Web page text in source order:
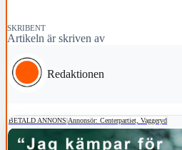
SKRIBENT
Artikeln är skriven av
Redaktionen
BETALD ANNONS|Annonsör: Centerpartiet, Vaggeryd